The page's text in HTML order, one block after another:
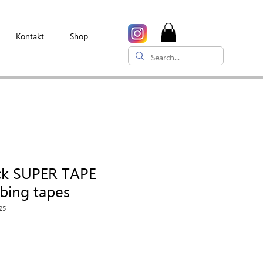
Kontakt Shop
SUPER TAPE
tapes